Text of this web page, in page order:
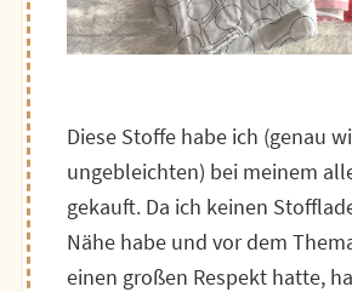
Diese Stoffe habe ich (genau
ungebleichten) bei meinem
gekauft. Da ich keinen
Nähe habe und vor dem
einen großen Respekt hatte,